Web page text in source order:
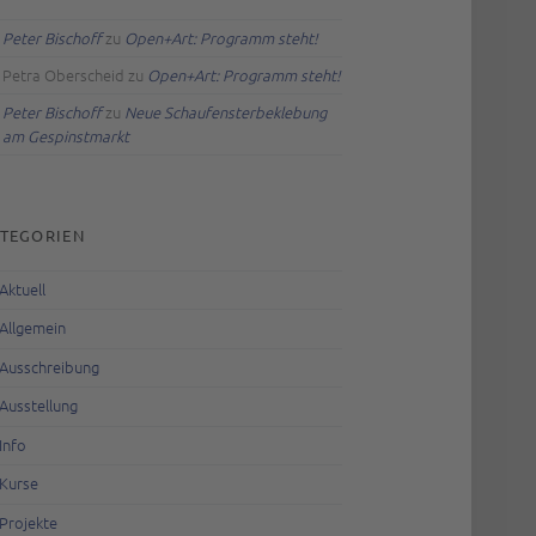
Peter Bischoffzu Open+Art: Programm steht!
Petra Oberscheid zu Open+Art: Programm steht!
Peter Bischoffzu Neue Schaufensterbeklebung
am Gespinstmarkt